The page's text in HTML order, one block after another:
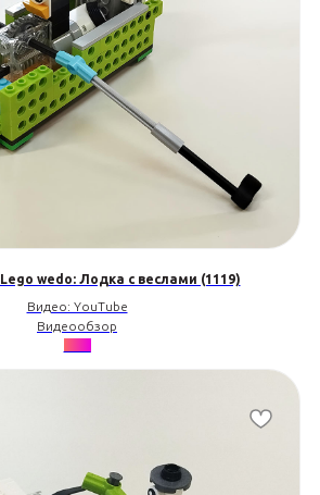
wedo: Лодка с веслами (1119)
Видео: YouTube
Видеообзор